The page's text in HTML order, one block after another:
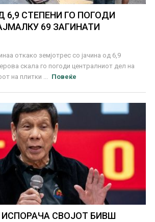
6,9 СТЕПЕНИ ГО ПОГОДИ
69 ЗАГИНАТИ
откако земјотрес со јачина од 6,9
скала го погоди централниот дел на
на плитки ...
Повеќе
СВОЈОТ БИВШ